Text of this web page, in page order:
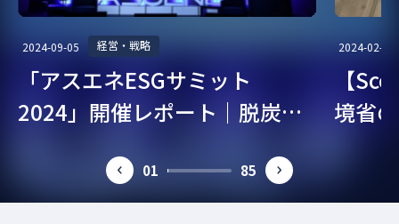
2024-09-05 経営・戦略
「アスエネESGサミット
2024」開催レポート｜脱炭
2024-02-07
【
境省
prev 01 85 next